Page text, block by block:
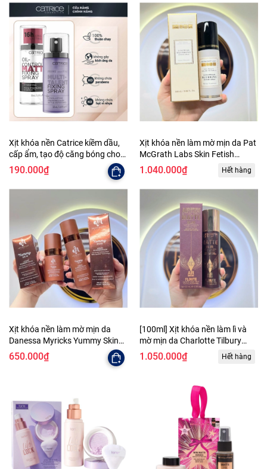
Xịt khóa nền Catrice kiềm dầu,
cấp ẩm, tạo độ căng bóng cho
da 50ml
190.000₫
Xịt khóa nền làm mờ mịn da Pat
McGrath Labs Skin Fetish
Sublime Perfection Longwear
Blurring Setting Spray 100ml
1.040.000₫ Hết hàng
Xịt khóa nền làm mờ mịn da
Danessa Myricks Yummy Skin
Liquid Blurring Balm Mattifying
Setting Spray
650.000₫
[100ml] Xịt khóa nền làm lì và
mờ mịn da Charlotte Tilbury
Airbrush Flawless Matte
Blurring & Waterproof Setting
1.050.000₫ Hết hàng